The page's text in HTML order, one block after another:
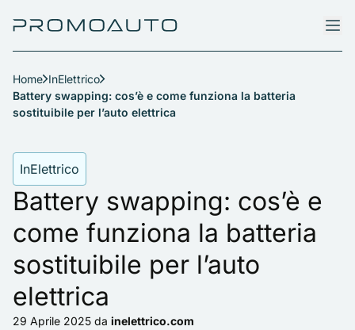
Home InElettrico
Battery swapping: cos’è e come funziona la batteria
sostituibile per l’auto elettrica
InElettrico
Battery swapping: cos’è e
come funziona la batteria
sostituibile per l’auto
elettrica
29 Aprile 2025 da inelettrico.com